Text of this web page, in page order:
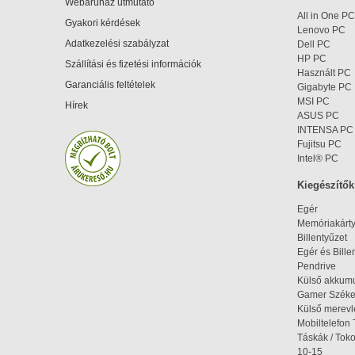
Webáruház útmutató
Gyakori kérdések
Adatkezelési szabályzat
Szállítási és fizetési információk
Garanciális feltételek
Hírek
All in One PC
Lenovo PC
Dell PC
HP PC
Használt PC
Gigabyte PC
MSI PC
ASUS PC
INTENSA PC
Fujitsu PC
Intel® PC
Kiegészítők
Egér
Billentyűzet
Egér és
Pendrive
Külső
Gamer
Külső
Mobiltelefon
Táskák /
10-15